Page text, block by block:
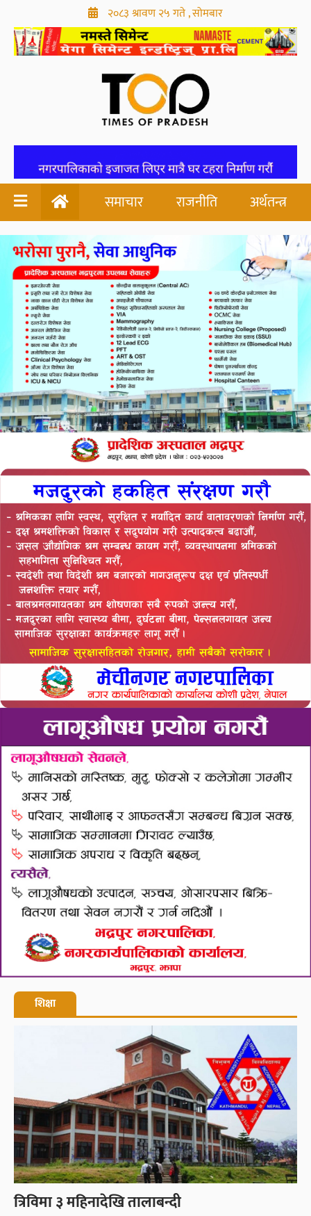
२०८३ श्रावण २५ गते , सोमबार
समाचार राजनीति अर्थतन्त्र
शिक्षा
त्रिविमा ३ महिनादेखि तालाबन्दी